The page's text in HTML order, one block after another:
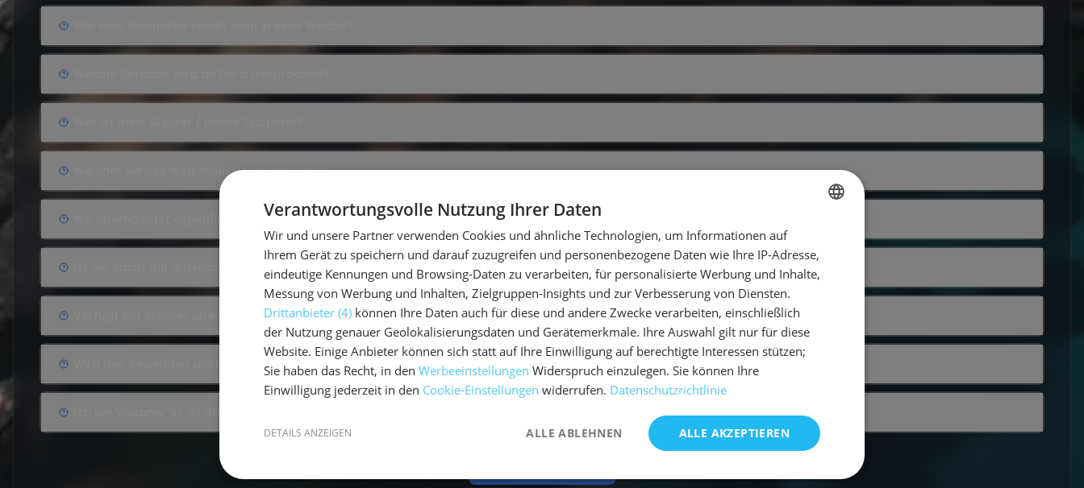
Welcher Service wird inklusive angeboten?
Wo übernachtet eigentlich der Skipper?
Ist die Yacht mit ausreichendem Sicherheitsequipment ausgestattet?
Verfügt der Skipper über ausreichende Qualifikationen?
Wird den Reisenden am Ende eine Seemeilenbestätigung ausgegeben?
GERMAN
Verantwortungsvolle Nutzung Ihrer Daten
Wir und unsere Partner verwenden Cookies und ähnliche Technologien, um Informationen auf
Ihrem Gerät zu speichern und darauf zuzugreifen und personenbezogene Daten wie Ihre IP-Adresse,
eindeutige Kennungen und Browsing-Daten zu verarbeiten, für personalisierte Werbung und Inhalte,
Messung von Werbung und Inhalten, Zielgruppen-Insights und zur Verbesserung von Diensten.
Drittanbieter (4) können Ihre Daten auch für diese und andere Zwecke verarbeiten, einschließlich
der Nutzung genauer Geolokalisierungsdaten und Gerätemerkmale. Ihre Auswahl gilt nur für diese
Website. Einige Anbieter können sich statt auf Ihre Einwilligung auf berechtigte Interessen stützen;
Sie haben das Recht, in den Werbeeinstellungen Widerspruch einzulegen. Sie können Ihre
Einwilligung jederzeit in den Cookie-Einstellungen widerrufen. Datenschutzrichtlinie
ALLE AKZEPTIEREN
ALLE ABLEHNEN
DETAILS ANZEIGEN